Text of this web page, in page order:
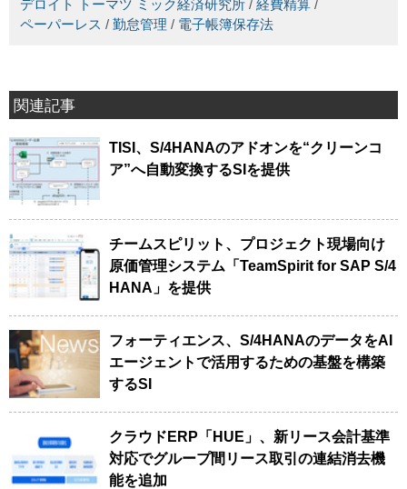
デロイト トーマツ ミック経済研究所 / 経費精算 /
ペーパーレス / 勤怠管理 / 電子帳簿保存法
関連記事
TISI、S/4HANAのアドオンを“クリーンコ
ア”へ自動変換するSIを提供
チームスピリット、プロジェクト現場向け
原価管理システム「TeamSpirit for SAP S/4
HANA」を提供
フォーティエンス、S/4HANAのデータをAI
エージェントで活用するための基盤を構築
するSI
クラウドERP「HUE」、新リース会計基準
対応でグループ間リース取引の連結消去機
能を追加